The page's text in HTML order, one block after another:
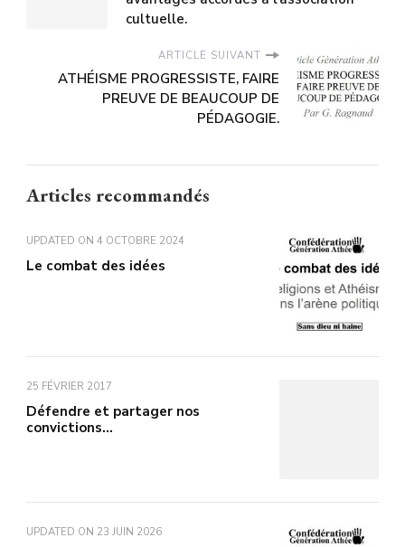
cultuelle.
ARTICLE SUIVANT
ATHÉISME PROGRESSISTE, FAIRE
PREUVE DE BEAUCOUP DE
PÉDAGOGIE.
Articles recommandés
UPDATED ON 4 OCTOBRE 2024
Le combat des idées
25 FÉVRIER 2017
Défendre et partager nos
convictions…
UPDATED ON 23 JUIN 2026